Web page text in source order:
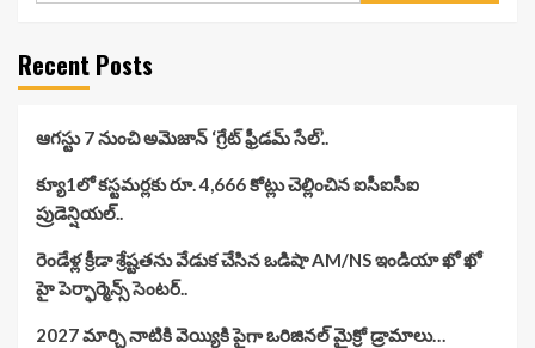
Recent Posts
ఆగస్టు 7 నుంచి అమెజాన్ ‘గ్రేట్ ఫ్రీడమ్ సేల్’..
క్యూ1లో కస్టమర్లకు రూ. 4,666 కోట్లు చెల్లించిన ఐసీఐసీఐ
ప్రుడెన్షియల్..
రెండేళ్ల క్రీడా శ్రేష్టతను వేడుక చేసిన ఒడిషా AM/NS ఇండియా ఖో ఖో
హై పెర్ఫార్మెన్స్ సెంటర్..
2027 మార్చి నాటికి వెయ్యికి పైగా ఒరిజినల్ మైక్రో డ్రామాలు…